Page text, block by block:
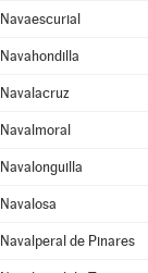
Navaescurial
Navahondilla
Navalacruz
Navalmoral
Navalonguilla
Navalosa
Navalperal de Pinares